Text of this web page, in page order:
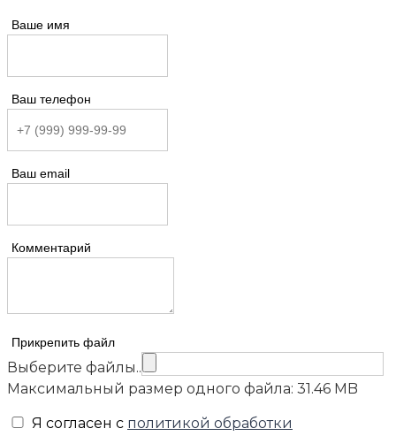
Ваше имя
Ваш телефон
Ваш email
Комментарий
Прикрепить файл
Выберите файлы..
Максимальный размер одного файла: 31.46 MB
Я согласен с политикой обработки